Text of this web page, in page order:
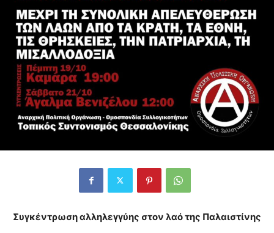
Συγκέντρωση αλληλεγγύης στον λαό της Παλαιστίνης